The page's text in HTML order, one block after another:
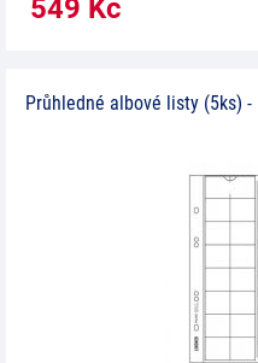
Průhledné albové listy (5ks) -